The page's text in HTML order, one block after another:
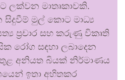
ලක්වන මාතෘකාවකි.
මුල් කොට මාධ්‍ය
ප්‍රචාර සහ කරුණු විකෘති
රෝග සඳහා ලබාදෙන
අනියත බියක් නිර්මාණය
ඉතා අහිතකර